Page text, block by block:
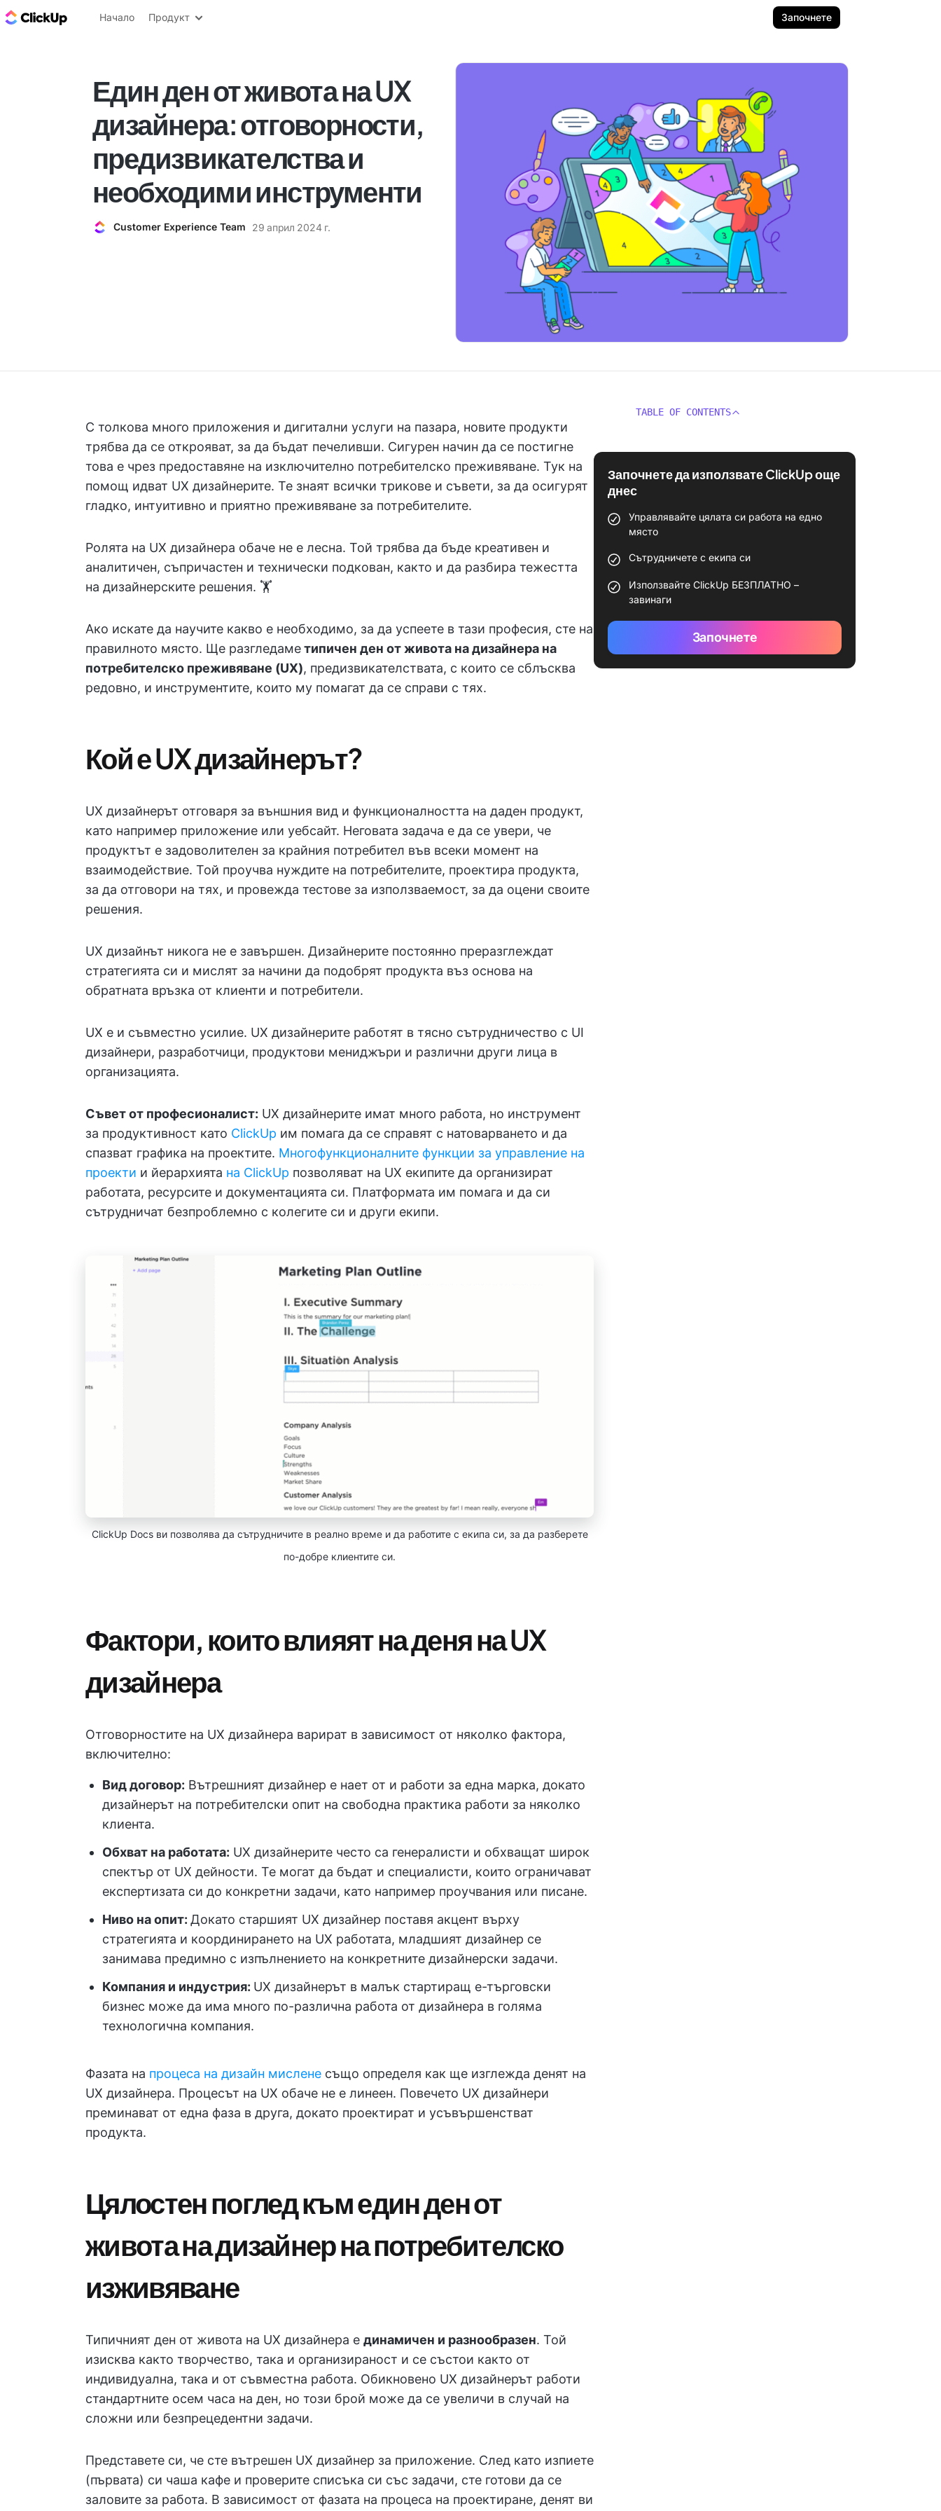
ClickUp блог
Начало Продукт Започнете
Един ден от живота на UX
дизайнера: отговорности,
предизвикателства и
необходими инструменти
Customer Experience Team 29 април 2024 г.
С толкова много приложения и дигитални услуги на пазара, новите продукти
трябва да се открояват, за да бъдат печеливши. Сигурен начин да се постигне
това е чрез предоставяне на изключително потребителско преживяване. Тук на
помощ идват UX дизайнерите. Те знаят всички трикове и съвети, за да осигурят
гладко, интуитивно и приятно преживяване за потребителите.
Ролята на UX дизайнера обаче не е лесна. Той трябва да бъде креативен и
аналитичен, съпричастен и технически подкован, както и да разбира тежестта
на дизайнерските решения. 🏋️
Ако искате да научите какво е необходимо, за да успеете в тази професия, сте на
правилното място. Ще разгледаметипичен ден от живота на дизайнера на
потребителско преживяване (UX), предизвикателствата, с които се сблъсква
редовно, и инструментите, които му помагат да се справи с тях.
Кой е UX дизайнерът?
UX дизайнерът отговаря за външния вид и функционалността на даден продукт,
като например приложение или уебсайт. Неговата задача е да се увери, че
продуктът е задоволителен за крайния потребител във всеки момент на
взаимодействие. Той проучва нуждите на потребителите, проектира продукта,
за да отговори на тях, и провежда тестове за използваемост, за да оцени своите
решения.
UX дизайнът никога не е завършен. Дизайнерите постоянно преразглеждат
стратегията си и мислят за начини да подобрят продукта въз основа на
обратната връзка от клиенти и потребители.
UX е и съвместно усилие. UX дизайнерите работят в тясно сътрудничество с UI
дизайнери, разработчици, продуктови мениджъри и различни други лица в
организацията.
Съвет от професионалист: UX дизайнерите имат много работа, но инструмент
за продуктивност като ClickUp им помага да се справят с натоварването и да
спазват графика на проектите. Многофункционалните функции за управление на
проекти и йерархията на ClickUp позволяват на UX екипите да организират
работата, ресурсите и документацията си. Платформата им помага и да си
сътрудничат безпроблемно с колегите си и други екипи.
ClickUp Docs ви позволява да сътрудничите в реално време и да работите с екипа си, за да разберете
по-добре клиентите си.
Фактори, които влияят на деня на UX
дизайнера
Отговорностите на UX дизайнера варират в зависимост от няколко фактора,
включително:
Вид договор: Вътрешният дизайнер е нает от и работи за една марка, докато
дизайнерът на потребителски опит на свободна практика работи за няколко
клиента.
Обхват на работата: UX дизайнерите често са генералисти и обхващат широк
спектър от UX дейности. Те могат да бъдат и специалисти, които ограничават
експертизата си до конкретни задачи, като например проучвания или писане.
Ниво на опит: Докато старшият UX дизайнер поставя акцент върху
стратегията и координирането на UX работата, младшият дизайнер се
занимава предимно с изпълнението на конкретните дизайнерски задачи.
Компания и индустрия: UX дизайнерът в малък стартиращ е-търговски
бизнес може да има много по-различна работа от дизайнера в голяма
технологична компания.
Фазата на процеса на дизайн мислене също определя как ще изглежда денят на
UX дизайнера. Процесът на UX обаче не е линеен. Повечето UX дизайнери
преминават от една фаза в друга, докато проектират и усъвършенстват
продукта.
Цялостен поглед към един ден от
живота на дизайнер на потребителско
изживяване
Типичният ден от живота на UX дизайнера е динамичен и разнообразен. Той
изисква както творчество, така и организираност и се състои както от
индивидуална, така и от съвместна работа. Обикновено UX дизайнерът работи
стандартните осем часа на ден, но този брой може да се увеличи в случай на
сложни или безпрецедентни задачи.
Представете си, че сте вътрешен UX дизайнер за приложение. След като изпиете
(първата) си чаша кафе и проверите списъка си със задачи, сте готови да се
заловите за работа. В зависимост от фазата на процеса на проектиране, денят ви
TABLE OF CONTENTS
Започнете да използвате ClickUp още
днес
Управлявайте цялата си работа на едно
място
Сътрудничете с екипа си
Използвайте ClickUp БЕЗПЛАТНО –
завинаги
Започнете